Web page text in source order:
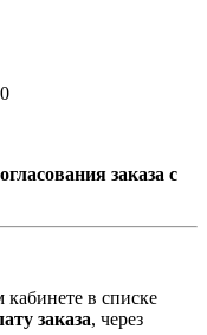
заказа с
кабинете в списке
заказа, через